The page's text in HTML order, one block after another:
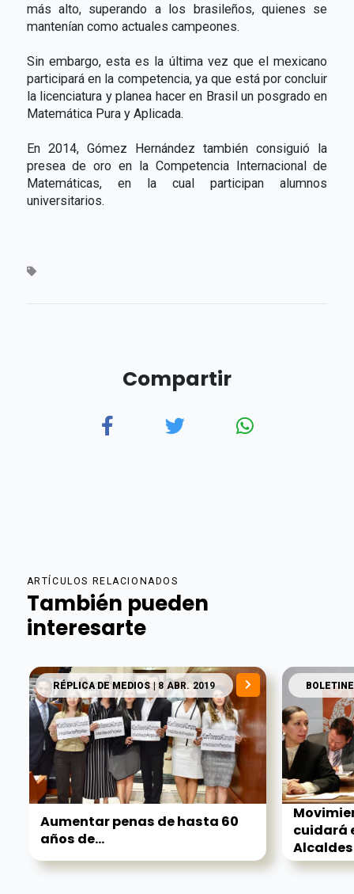
más alto, superando a los brasileños, quienes se
mantenían como actuales campeones.
Sin embargo, esta es la última vez que el mexicano
participará en la competencia, ya que está por concluir
la licenciatura y planea hacer en Brasil un posgrado en
Matemática Pura y Aplicada.
En 2014, Gómez Hernández también consiguió la
presea de oro en la Competencia Internacional de
Matemáticas, en la cual participan alumnos
universitarios.
Compartir
ARTÍCULOS RELACIONADOS
También pueden
interesarte
RÉPLICA DE MEDIOS| 8 ABR. 2019
Aumentar penas de hasta 60
años de...
cuidará